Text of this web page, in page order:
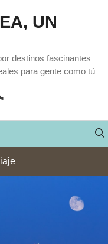
UN
destinos fascinantes
para gente como tú